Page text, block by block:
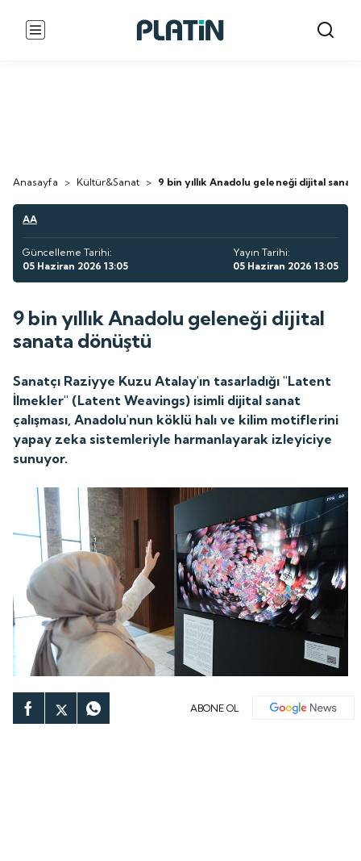
Anasayfa > Kültür&Sanat > 9 bin yıllık Anadolu geleneği dijital
AA
Güncelleme Tarihi:
05 Haziran 2026 13:05
Yayın Tarihi:
05 Haziran 2026 13:05
9 bin yıllık Anadolu geleneği dijital
sanata dönüştü
Sanatçı Raziyye Kuzu Atalay'ın tasarladığı "Latent
İlmekler" (Latent Weavings) isimli dijital sanat
çalışması, Anadolu'nun köklü halı ve kilim motiflerini
yapay zeka sistemleriyle harmanlayarak izleyiciye
sunuyor.
ABONE OL